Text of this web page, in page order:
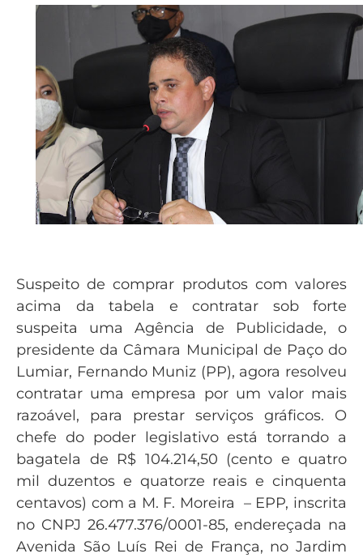
Suspeito de comprar produtos com valores
acima da tabela e contratar sob forte
suspeita uma Agência de Publicidade, o
presidente da Câmara Municipal de Paço do
Lumiar, Fernando Muniz (PP), agora resolveu
contratar uma empresa por um valor mais
razoável, para prestar serviços gráficos. O
chefe do poder legislativo está torrando a
bagatela de R$ 104.214,50 (cento e quatro
mil duzentos e quatorze reais e cinquenta
centavos) com a M. F. Moreira – EPP, inscrita
no CNPJ 26.477.376/0001-85, endereçada na
Avenida São Luís Rei de França, no Jardim